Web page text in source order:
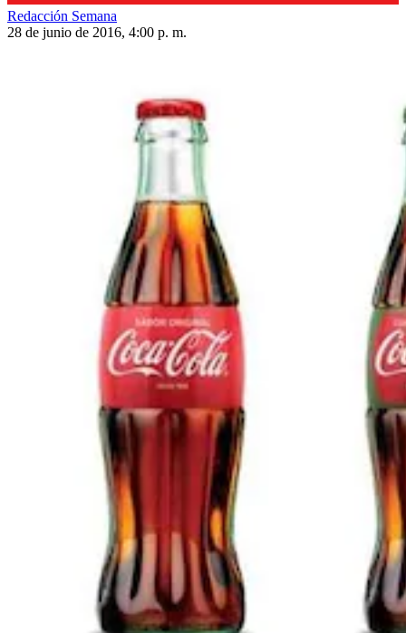
Redacción Semana
28 de junio de 2016, 4:00 p. m.